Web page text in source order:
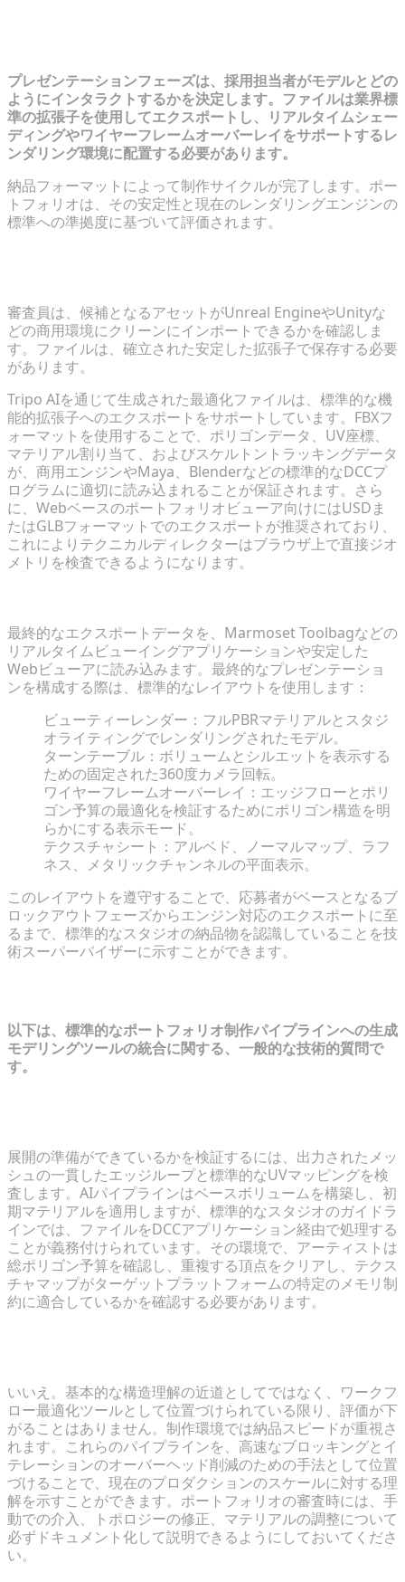
プレゼンテーションフェーズは、採用担当者がモデルとどの
ようにインタラクトするかを決定します。ファイルは業界標
準の拡張子を使用してエクスポートし、リアルタイムシェー
ディングやワイヤーフレームオーバーレイをサポートするレ
ンダリング環境に配置する必要があります。
納品フォーマットによって制作サイクルが完了します。ポー
トフォリオは、その安定性と現在のレンダリングエンジンの
標準への準拠度に基づいて評価されます。
審査員は、候補となるアセットがUnreal EngineやUnityな
どの商用環境にクリーンにインポートできるかを確認しま
す。ファイルは、確立された安定した拡張子で保存する必要
があります。
Tripo AIを通じて生成された最適化ファイルは、標準的な機
能的拡張子へのエクスポートをサポートしています。FBXフ
ォーマットを使用することで、ポリゴンデータ、UV座標、
マテリアル割り当て、およびスケルトントラッキングデータ
が、商用エンジンやMaya、Blenderなどの標準的なDCCプ
ログラムに適切に読み込まれることが保証されます。さら
に、Webベースのポートフォリオビューア向けにはUSDま
たはGLBフォーマットでのエクスポートが推奨されており、
これによりテクニカルディレクターはブラウザ上で直接ジオ
メトリを検査できるようになります。
最終的なエクスポートデータを、Marmoset Toolbagなどの
リアルタイムビューイングアプリケーションや安定した
Webビューアに読み込みます。最終的なプレゼンテーショ
ンを構成する際は、標準的なレイアウトを使用します：
ビューティーレンダー：フルPBRマテリアルとスタジ
オライティングでレンダリングされたモデル。
ターンテーブル：ボリュームとシルエットを表示する
ための固定された360度カメラ回転。
ワイヤーフレームオーバーレイ：エッジフローとポリ
ゴン予算の最適化を検証するためにポリゴン構造を明
らかにする表示モード。
テクスチャシート：アルベド、ノーマルマップ、ラフ
ネス、メタリックチャンネルの平面表示。
このレイアウトを遵守することで、応募者がベースとなるブ
ロックアウトフェーズからエンジン対応のエクスポートに至
るまで、標準的なスタジオの納品物を認識していることを技
術スーパーバイザーに示すことができます。
以下は、標準的なポートフォリオ制作パイプラインへの生成
モデリングツールの統合に関する、一般的な技術的質問で
す。
展開の準備ができているかを検証するには、出力されたメッ
シュの一貫したエッジループと標準的なUVマッピングを検
査します。AIパイプラインはベースボリュームを構築し、初
期マテリアルを適用しますが、標準的なスタジオのガイドラ
インでは、ファイルをDCCアプリケーション経由で処理する
ことが義務付けられています。その環境で、アーティストは
総ポリゴン予算を確認し、重複する頂点をクリアし、テクス
チャマップがターゲットプラットフォームの特定のメモリ制
約に適合しているかを確認する必要があります。
いいえ。基本的な構造理解の近道としてではなく、ワークフ
ロー最適化ツールとして位置づけられている限り、評価が下
がることはありません。制作環境では納品スピードが重視さ
れます。これらのパイプラインを、高速なブロッキングとイ
テレーションのオーバーヘッド削減のための手法として位置
づけることで、現在のプロダクションのスケールに対する理
解を示すことができます。ポートフォリオの審査時には、手
動での介入、トポロジーの修正、マテリアルの調整について
必ずドキュメント化して説明できるようにしておいてくださ
い。